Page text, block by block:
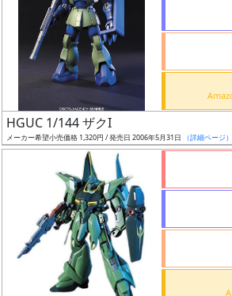
ー
タ
ー
HGUC 1/144 ザクI
メーカー希望小売価格 1,320円 / 発売日 2006年5月31日 （詳細ページ）